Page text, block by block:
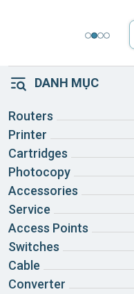
DANH MỤC
Routers
Printer
Cartridges
Photocopy
Accessories
Service
Access Points
Switches
Cable
Converter